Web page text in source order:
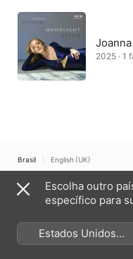
2025 · 1
Brasil English (UK)
Copyright © 2026 Apple Inc.
Termos dos serviços de internet
Escolha outro
específico para
Estados Unidos
(Português Brasil)